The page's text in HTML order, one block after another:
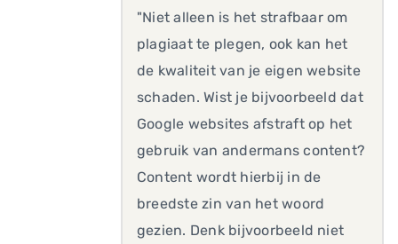
"Niet alleen is het strafbaar om
plagiaat te plegen, ook kan het
de kwaliteit van je eigen website
schaden. Wist je bijvoorbeeld dat
Google websites afstraft op het
gebruik van andermans content?
Content wordt hierbij in de
breedste zin van het woord
gezien. Denk bijvoorbeeld niet